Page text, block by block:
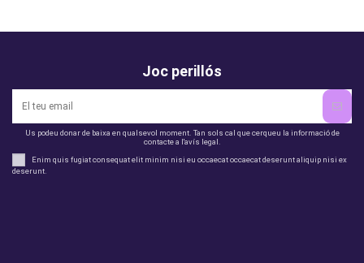
Joc perillós
Us podeu donar de baixa en qualsevol moment. Tan sols cal que cerqueu la informació de
contacte a l'avís legal.
Enim quis fugiat consequat elit minim nisi eu occaecat occaecat deserunt aliquip nisi ex
deserunt.